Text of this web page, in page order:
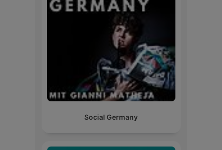
Social Germany